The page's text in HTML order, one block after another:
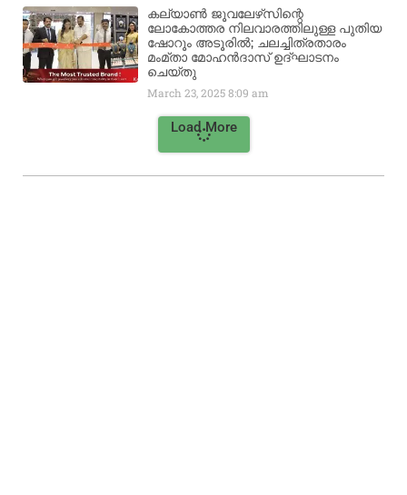
കല്യാൺ ജൂവലേഴ്‌സിന്റെ
ലോകോത്തര നിലവാരത്തിലുള്ള പുതിയ
ഷോറൂം അടൂരിൽ; ചലച്ചിത്രതാരം
മംമ്താ മോഹൻദാസ് ഉദ്ഘാടനം
ചെയ്‌തു
March 23, 20258:09 am
Load More